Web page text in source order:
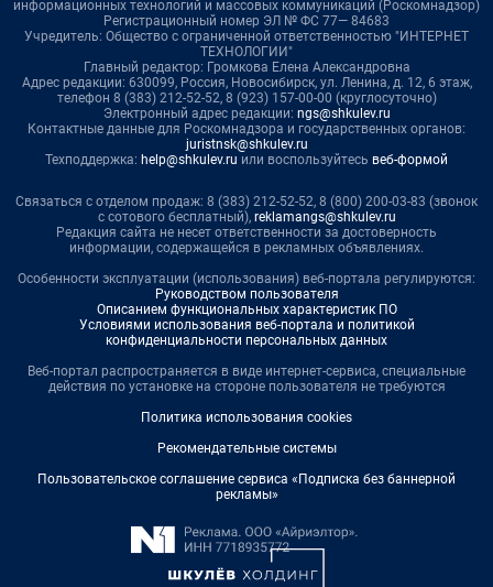
информационных технологий и массовых коммуникаций (Роскомнадзор)
Регистрационный номер ЭЛ № ФС 77— 84683
Учредитель: Общество с ограниченной ответственностью "ИНТЕРНЕТ
ТЕХНОЛОГИИ"
Главный редактор: Громкова Елена Александровна
Адрес редакции: 630099, Россия, Новосибирск, ул. Ленина, д. 12, 6 этаж,
телефон 8 (383) 212-52-52, 8 (923) 157-00-00 (круглосуточно)
Электронный адрес редакции: ngs@shkulev.ru
Контактные данные для Роскомнадзора и государственных органов:
juristnsk@shkulev.ru
Техподдержка: help@shkulev.ru или воспользуйтесь веб-формой
Связаться с отделом продаж: 8 (383) 212-52-52, 8 (800) 200-03-83 (звонок
с сотового бесплатный), reklamangs@shkulev.ru
Редакция сайта не несет ответственности за достоверность
информации, содержащейся в рекламных объявлениях.
Особенности эксплуатации (использования) веб-портала регулируются:
Руководством пользователя
Описанием функциональных характеристик ПО
Условиями использования веб-портала и политикой
конфиденциальности персональных данных
Веб-портал распространяется в виде интернет-сервиса, специальные
действия по установке на стороне пользователя не требуются
Политика использования cookies
Рекомендательные системы
Пользовательское соглашение сервиса «Подписка без баннерной
рекламы»